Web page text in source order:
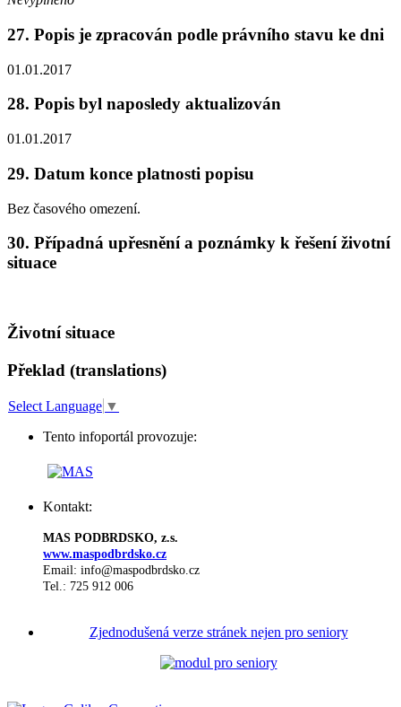
27. Popis je zpracován podle právního stavu ke dni
01.01.2017
28. Popis byl naposledy aktualizován
01.01.2017
29. Datum konce platnosti popisu
Bez časového omezení.
30. Případná upřesnění a poznámky k řešení životní
situace
Životní situace
Překlad (translations)
Select Language ▼
Tento infoportál provozuje:
Kontakt:
MAS PODBRDSKO, z.s.
www.maspodbrdsko.cz
Email: info@maspodbrdsko.cz
Tel.: 725 912 006
Zjednodušená verze stránek nejen pro seniory